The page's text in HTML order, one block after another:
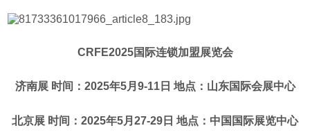
CRFE2025国际连锁加盟展览会
济南展 时间：2025年5月9-11日 地点：山东国际会展中心
北京展 时间：2025年5月27-29日 地点：中国国际展览中心